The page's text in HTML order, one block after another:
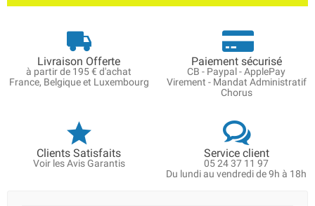
Livraison Offerte
à partir de 195 € d'achat
France, Belgique et Luxembourg
Paiement sécurisé
CB - Paypal - ApplePay
Virement - Mandat Administratif
Chorus
Clients Satisfaits
Voir les Avis Garantis
Service client
05 24 37 11 97
Du lundi au vendredi de 9h à 18h